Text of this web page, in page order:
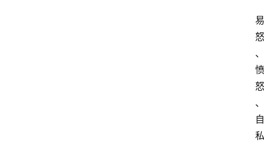
易
怒
、
愤
怒
、
自
私